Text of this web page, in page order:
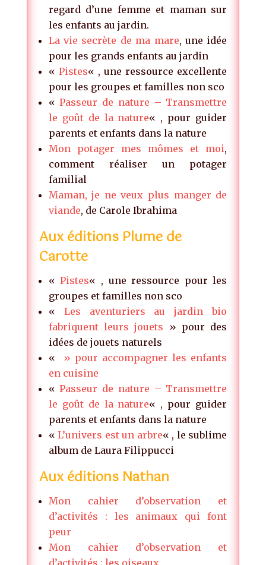
regard d’une femme et maman sur
les enfants au jardin.
La vie secrète de ma mare, une idée
pour les grands enfants au jardin
« Pistes« , une ressource excellente
pour les groupes et familles non sco
«Passeur de nature – Transmettre
le goût de la nature« , pour guider
parents et enfants dans la nature
Mon potager mes mômes et moi,
comment réaliser un potager
familial
Maman, je ne veux plus manger de
viande, de Carole Ibrahima
Aux éditions Plume de
Carotte
«Pistes« , une ressource pour les
groupes et familles non sco
« Les aventuriers au jardin bio
fabriquent leurs jouets » pour des
idées de jouets naturels
«
» pour accompagner les enfants
en cuisine
«Passeur de nature – Transmettre
le goût de la nature« , pour guider
parents et enfants dans la nature
«L’univers est un arbre« , le sublime
album de Laura Filippucci
Aux éditions Nathan
Mon cahier d’observation et
d’activités : les animaux qui font
peur
Mon cahier d’observation et
d’activités : les oiseaux